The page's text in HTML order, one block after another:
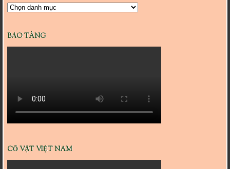
Danh
BẢO TÀNG
CỔ VẬT VIỆT NAM